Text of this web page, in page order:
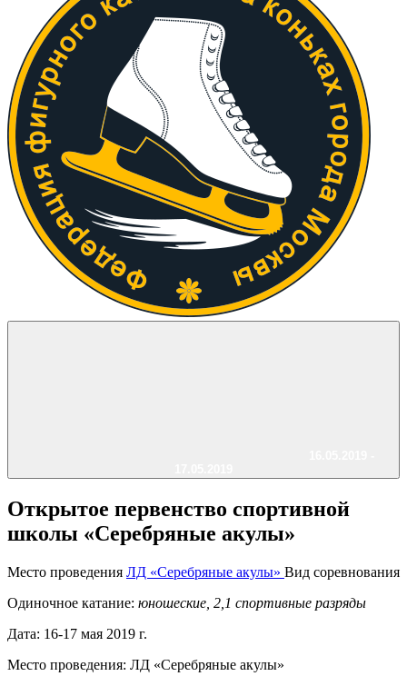
Открытое первенство спортивной
школы «Серебряные акулы»
Место проведения ЛД «Серебряные акулы» Вид соревнования
Одиночное катание: юношеские, 2,1 спортивные разряды
Дата: 16-17 мая 2019 г.
Место проведения: ЛД «Серебряные акулы»